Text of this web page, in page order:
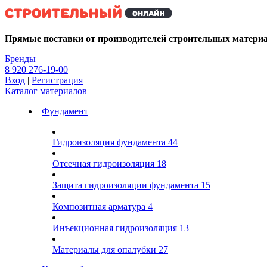
Kg
Прямые поставки от производителей строительных
Бренды
8 920 276-19-00
Вход | Регистрация
Каталог материалов
Фундамент
Гидроизоляция фундамента 44
Отсечная гидроизоляция 18
Защита гидроизоляции фундамента 15
Композитная арматура 4
Инъекционная гидроизоляция 13
Материалы для опалубки 27